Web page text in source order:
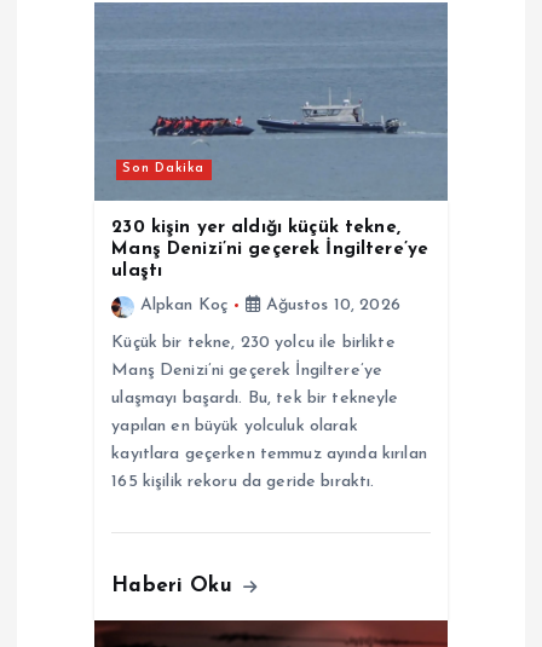
Son Dakika
230 kişin yer aldığı küçük tekne,
Manş Denizi’ni geçerek İngiltere’ye
ulaştı
Alpkan Koç
Ağustos 10, 2026
Küçük bir tekne, 230 yolcu ile birlikte
Manş Denizi’ni geçerek İngiltere’ye
ulaşmayı başardı. Bu, tek bir tekneyle
yapılan en büyük yolculuk olarak
kayıtlara geçerken temmuz ayında kırılan
165 kişilik rekoru da geride bıraktı.
Haberi Oku